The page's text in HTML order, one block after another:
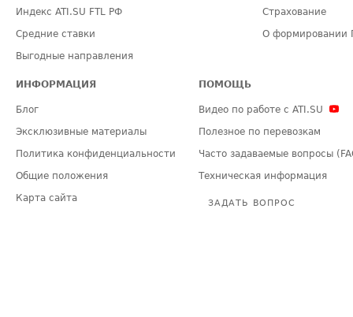
Индекс ATI.SU FTL РФ
Средние ставки
Выгодные направления
Страхование
О формировании
ИНФОРМАЦИЯ
Блог
Эксклюзивные материалы
Политика конфиденциальности
Общие положения
Карта сайта
ПОМОЩЬ
Видео по работе с ATI.SU
Полезное по перевозкам
Часто задаваемые вопросы
Техническая информация
ЗАДАТЬ ВОПРОС